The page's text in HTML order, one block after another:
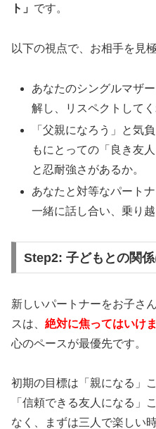
📋 結婚相談所比較ネ
💰
完全無料 ・支援
📱
1分で完了
・デジ
🌍
全国対応 ・地域密
複数の結婚相談所を効率
せた厳選17社の資料を無
比較ネット
ト」 です。
以下の視点で、お相手を見
あなたのシングルマザ
解し、リスペクトしてく
「父親になろう」と気
もにとっての「良き友
と忍耐強さがあるか。
あなたと対等なパート
一緒に話し合い、乗り越
Step2: 子どもとの関係
新しいパートナーをお子さ
スは、 絶対に焦ってはいけま
心のペースが最優先です。
初期の目標は「親になる」
「信頼できる友人になる」
なく、まずは三人で楽しい